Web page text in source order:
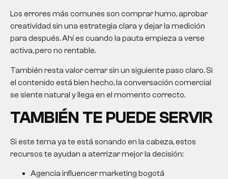
Los errores más comunes son comprar humo, aprobar
creatividad sin una estrategia clara y dejar la medición
para después. Ahí es cuando la pauta empieza a verse
activa, pero no rentable.
También resta valor cerrar sin un siguiente paso claro. Si
el contenido está bien hecho, la conversación comercial
se siente natural y llega en el momento correcto.
TAMBIÉN TE PUEDE SERVIR
Si este tema ya te está sonando en la cabeza, estos
recursos te ayudan a aterrizar mejor la decisión:
Agencia influencer marketing bogotá